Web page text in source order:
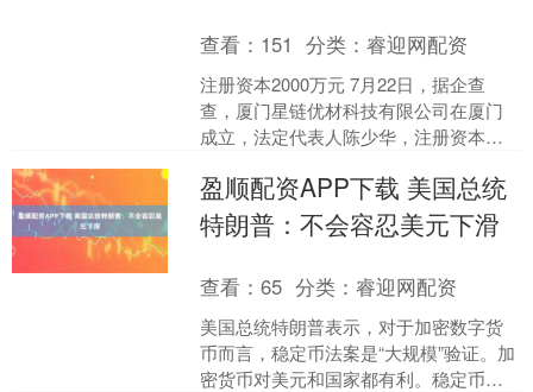
查看： 151 分类：睿迎网配资
注册资本2000万元 7月22日，据企查
查，厦门星链优材科技有限公司在厦门
成立，法定代表人陈少华，注册资本
服务业，经营范围....
盈顺配资APP下载 美国总统
特朗普：不会容忍美元下滑
查看：65 分类：睿迎网配资
美国总统特朗普表示，对于加密数字货
币而言，稳定币法案是“大规模”验证。加
密货币对美元和国家都有利。稳定币是